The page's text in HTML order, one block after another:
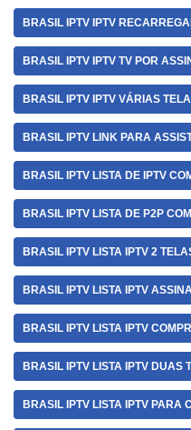
BRASIL IPTV IPTV
BRASIL IPTV IPTV TV POR
BRASIL IPTV IPTV VÁRIAS
BRASIL IPTV LINK PARA
BRASIL IPTV LISTA DE IPTV
BRASIL IPTV LISTA DE P2P
BRASIL IPTV LISTA IPTV 2
BRASIL IPTV LISTA IPTV
BRASIL IPTV LISTA IPTV
BRASIL IPTV LISTA IPTV DUAS
BRASIL IPTV LISTA IPTV PARA